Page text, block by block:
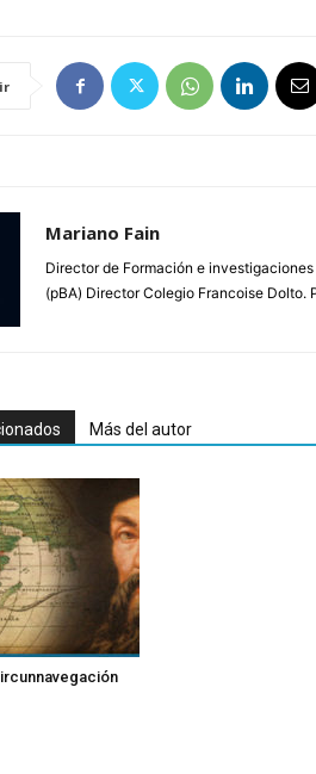
Mariano Fain
Director de Formación e
(pBA) Director Colegio Francoise Dolto.
Más del autor